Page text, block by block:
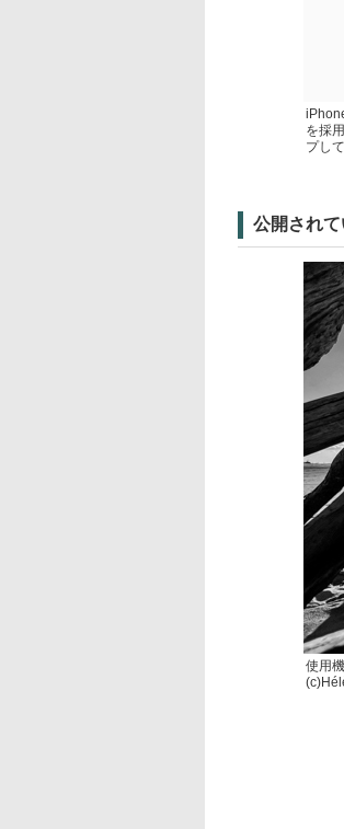
を採
プし
公開されて
使用